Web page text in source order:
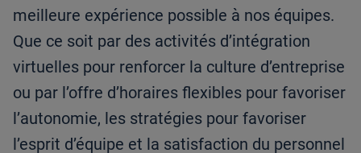
meilleure expérience possible à nos équipes.
Que ce soit par des activités d’intégration
virtuelles pour renforcer la culture d’entreprise
ou par l’offre d’horaires flexibles pour favoriser
l’autonomie, les stratégies pour favoriser
l’esprit d’équipe et la satisfaction du personnel